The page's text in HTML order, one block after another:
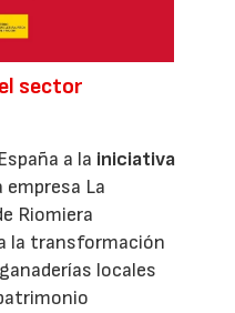
sector
a la iniciativa
empresa La
Riomiera
la transformación
locales